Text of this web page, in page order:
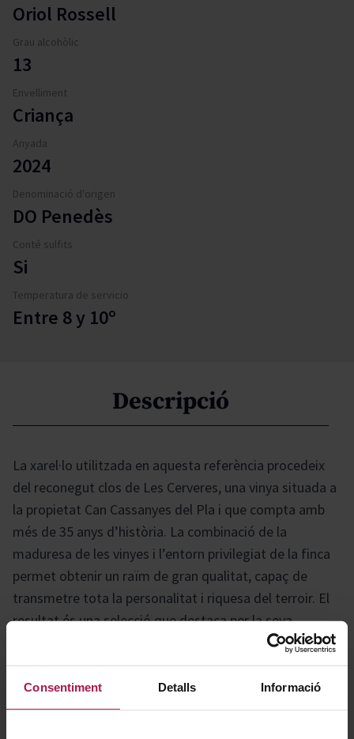
Consentiment Detalls Informació
Oriol Rossell
Grau alcohòlic
13
Envelliment
Criança
Anyada
2024
Denominació d'origen
DO Penedès
Conté sulfits
Si
Temperatura de servicio
Entre 8 y 10º
Descripció
La xarel·lo utilitzada en aquesta referència procedeix
del reconegut clos de Les Cerveres, una vinya situada a
la propietat Can Cassanyes del Pla i que compta amb
més de 35 anys d’història. La combinació de la
maduresa de les vinyes i l’entorn privilegiat de la finca
permet obtenir un raïm de gran qualitat, capaç de
transmetre tota la personalitat i riquesa del terroir. El
resultat és una selecció que destaca per la seva
autenticitat i pel caràcter singular que aporta cada
anyada, reflectint el saber fer i la tradició vitivinícola de
la zona.